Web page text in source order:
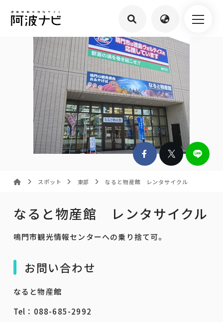
スポット 東部 なると物産館 レンタサイクル
なると物産館 レンタサイクル
鳴門市観光情報センターへの乗り捨て可。
お問い合わせ
なると物産館
Tel：088-685-2992